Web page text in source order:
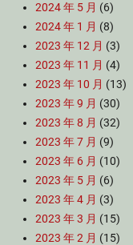
2024 年 5 月 (6)
2024 年 1 月 (8)
2023 年 12 月 (3)
2023 年 11 月 (4)
2023 年 10 月 (13)
2023 年 9 月 (30)
2023 年 8 月 (32)
2023 年 7 月 (9)
2023 年 6 月 (10)
2023 年 5 月 (6)
2023 年 4 月 (3)
2023 年 3 月 (15)
2023 年 2 月 (15)